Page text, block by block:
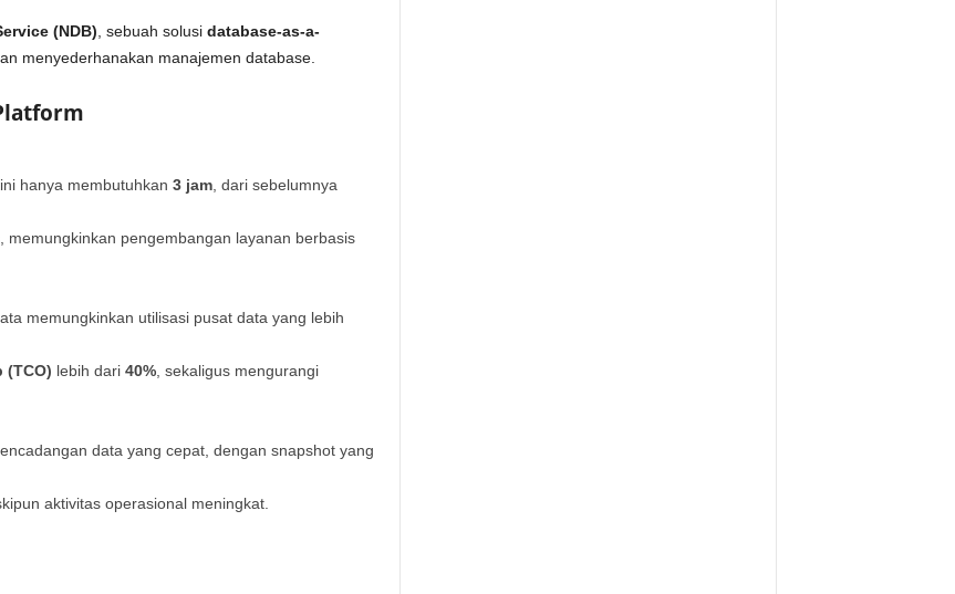
(NDB) , sebuah solusi database-as-a-
menyederhanakan manajemen database.
hanya membutuhkan 3 jam, dari sebelumnya
memungkinkan pengembangan layanan berbasis
memungkinkan utilisasi pusat data yang lebih
(TCO) lebih dari 40%, sekaligus mengurangi
data yang cepat, dengan snapshot yang
aktivitas operasional meningkat.